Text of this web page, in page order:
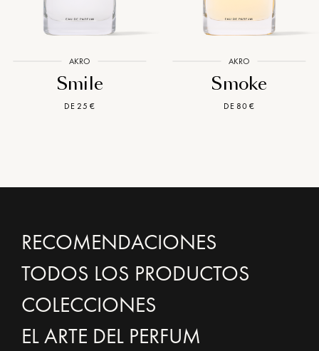
AKRO
Smile
DE 25 €
AKRO
Smoke
DE 80 €
RECOMENDACIONES
TODOS LOS PRODUCTOS
COLECCIONES
EL ARTE DEL PERFUM